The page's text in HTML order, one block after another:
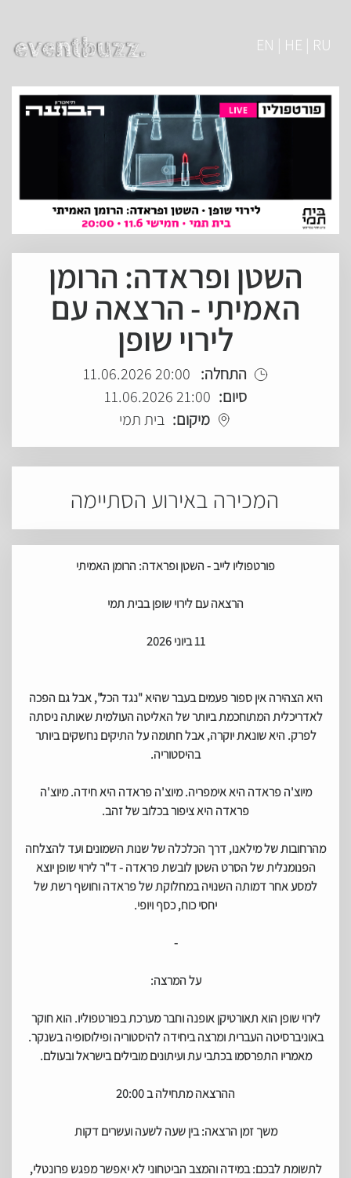
EN | HE | RU
השטן ופראדה: הרומן
האמיתי - הרצאה עם
לירוי שופן
התחלה: 20:00 11.06.2026
סיום: 21:00 11.06.2026
מיקום: בית תמי
המכירה באירוע הסתיימה
פורטפוליו לייב - השטן ופראדה: הרומן האמיתי
הרצאה עם לירוי שופן בבית תמי
11 ביוני 2026
היא הצהירה אין ספור פעמים בעבר שהיא "נגד הכל", אבל גם הפכה
לאדריכלית המתוחכמת ביותר של האליטה העולמית שאותה ניסתה
לפרק. היא שונאת יוקרה, אבל חתומה על התיקים נחשקים ביותר
בהיסטוריה.
מיוצ'ה פראדה היא אימפריה. מיוצ'ה פראדה היא חידה. מיוצ'ה
פראדה היא ציפור בכלוב של זהב.
מהרחובות של מילאנו, דרך הכלכלה של שנות השמונים ועד להצלחה
הפנומנלית של הסרט השטן לובשת פראדה - ד"ר לירוי שופן יוצא
למסע אחר דמותה השנויה במחלוקת של פראדה וחושף רשת של
יחסי כוח, כסף ויופי.
-
על המרצה:
לירוי שופן הוא תאורטיקן אופנה וחבר מערכת בפורטפוליו. הוא חוקר
באוניברסיטה העברית ומרצה ביחידה להיסטוריה ופילוסופיה בשנקר.
מאמריו התפרסמו בכתבי עת ועיתונים מובילים בישראל ובעולם.
ההרצאה מתחילה ב 20:00
משך זמן הרצאה: בין שעה לשעה ועשרים דקות
לתשומת לבכם: במידה והמצב הביטחוני לא יאפשר מפגש פרונטלי,